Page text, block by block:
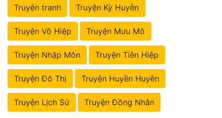
Truyện tranh Truyện Kỳ Huyễn
Truyện Võ Hiệp Truyện Mưu Mô
Truyện Nhập Môn Truyện Tiên Hiệp
Truyện Đô Thị Truyện Huyền Huyễn
Truyện Lịch Sử Truyện Đồng Nhân